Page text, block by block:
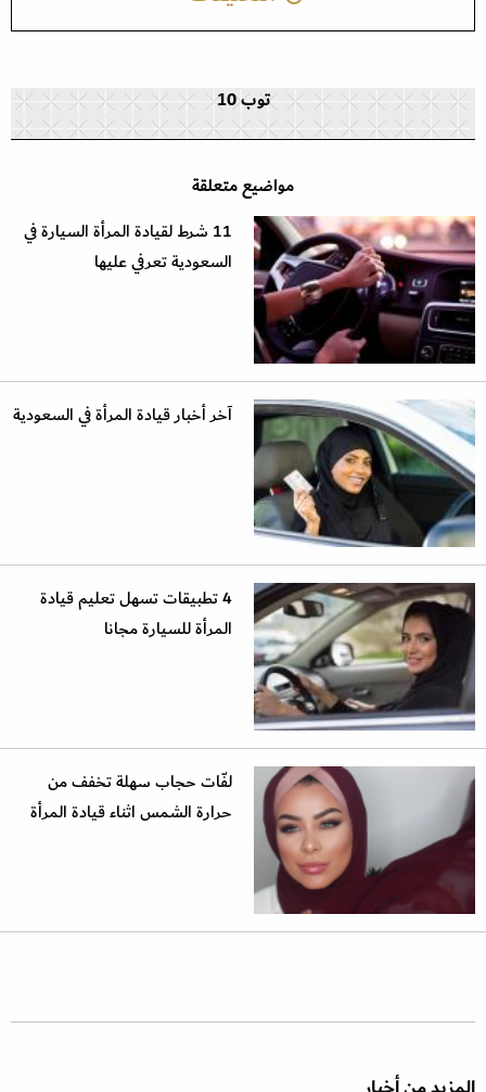
توب 10
مواضيع متعلقة
11 شرط لقيادة المرأة السيارة في
السعودية تعرفي عليها
آخر أخبار قيادة المرأة في السعودية
4 تطبيقات تسهل تعليم قيادة
المرأة للسيارة مجانا
لفّات حجاب سهلة تخفف من
حرارة الشمس اثناء قيادة المرأة